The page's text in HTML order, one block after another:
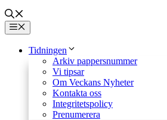
Meny
Tidningen
Arkiv pappersnummer
Vi tipsar
Om Veckans Nyheter
Kontakta oss
Integritetspolicy
Prenumerera